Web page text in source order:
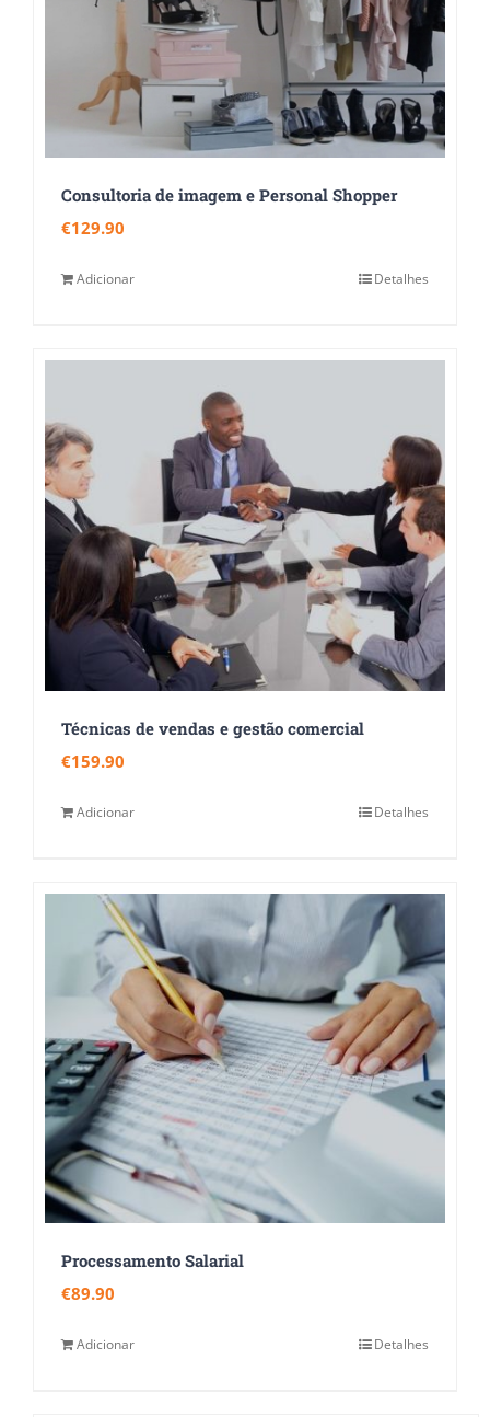
Consultoria de imagem e Personal Shopper
€129.90
Adicionar Detalhes
Técnicas de vendas e gestão comercial
€159.90
Adicionar Detalhes
Processamento Salarial
€89.90
Adicionar Detalhes